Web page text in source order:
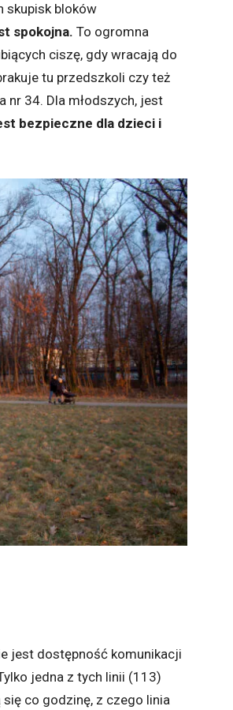
skupisk bloków
spokojna. To ogromna
ciszę, gdy wracają do
tu przedszkoli czy też
nr 34. Dla młodszych, jest
bezpieczne dla dzieci i
jest dostępność komunikacji
jedna z tych linii (113)
co godzinę, z czego linia